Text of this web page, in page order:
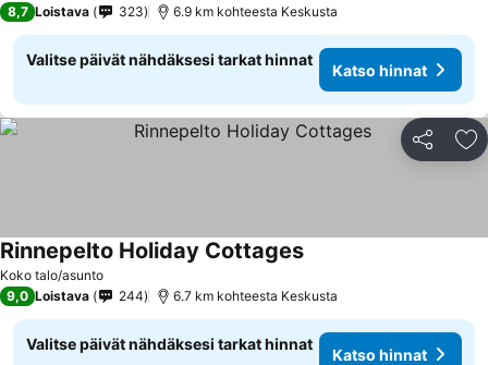
8,7 Loistava 323 6.9 km kohteesta Keskusta
Valitse päivät nähdäksesi tarkat hinnat
Katso hinnat
Jaa
Koko talo/asunto
Rinnepelto Holiday CottagesKatso hinnat
9,0 Loistava 244 6.7 km kohteesta Keskusta
Valitse päivät nähdäksesi tarkat hinnat
Katso hinnat